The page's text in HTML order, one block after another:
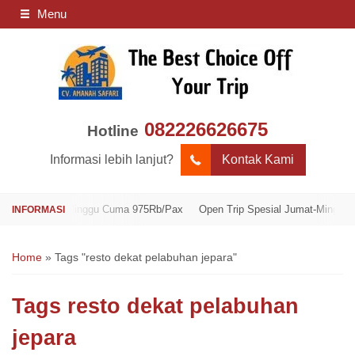
Menu
Hotline 082226626675
Informasi lebih lanjut? Kontak Kami
Minggu Cuma 975Rb/Pax Open Trip Spesial Jumat-Minggu Cuma
Home » Tags "resto dekat pelabuhan jepara"
Tags resto dekat pelabuhan
jepara